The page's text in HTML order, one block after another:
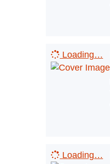
Loading…
Loading…